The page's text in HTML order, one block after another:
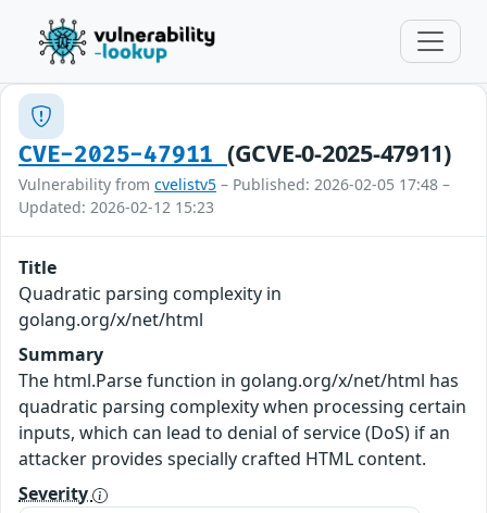
CVE-2025-47911 (GCVE-0-2025-47911)
Vulnerability from cvelistv5 – Published: 2026-02-05 17:48 –
Updated: 2026-02-12 15:23
Title
Quadratic parsing complexity in
golang.org/x/net/html
Summary
The html.Parse function in golang.org/x/net/html has
quadratic parsing complexity when processing certain
inputs, which can lead to denial of service (DoS) if an
attacker provides specially crafted HTML content.
Severity